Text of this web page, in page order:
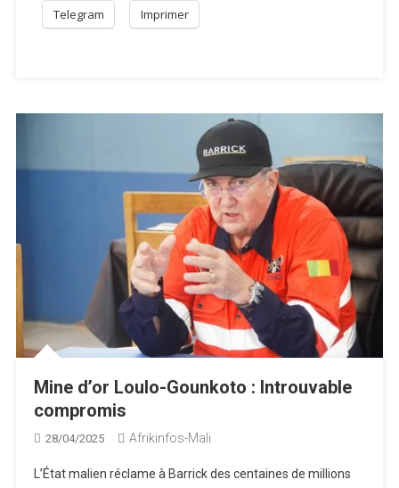
Telegram Imprimer
Mine d’or Loulo-Gounkoto : Introuvable
compromis
28/04/2025 Afrikinfos-Mali
L’État malien réclame à Barrick des centaines de millions